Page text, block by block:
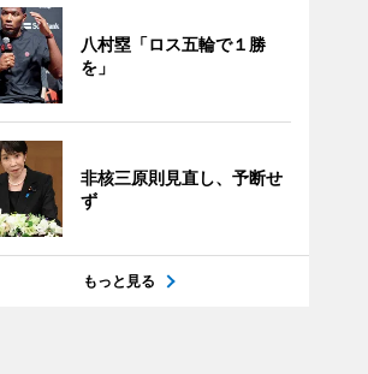
八村塁「ロス五輪で１勝
を」
非核三原則見直し、予断せ
ず
もっと見る